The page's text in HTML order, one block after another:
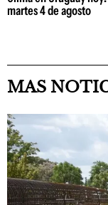
martes 4 de agosto
MAS